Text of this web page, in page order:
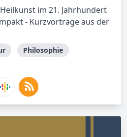
im 21. Jahrhundert
- Kurzvorträge aus der
Philosophie